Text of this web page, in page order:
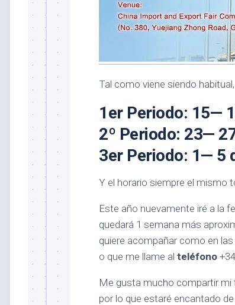
Tal como viene siendo
1er Periodo: 15—
2º Periodo: 23—
3er Periodo: 1— 5
Y el horario siempre el mismo
Este año nuevamente iré a la
quedará 1 semana más
quiere acompañar como en
o que me llame al teléfono
Me gusta mucho compartir mi
por lo que estaré encantado